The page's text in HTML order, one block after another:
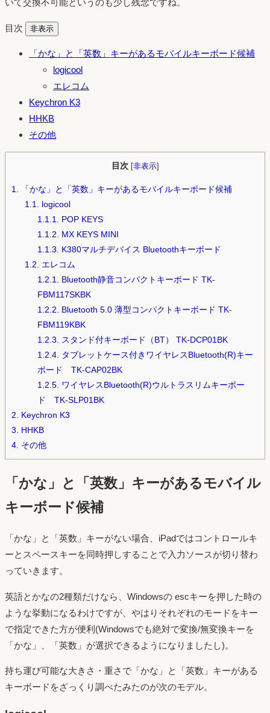
いて交換不可能というのも少し残念ですね。
目次 非表示
「かな」と「英数」キーがあるモバイルキーボード候補
logicool
エレコム
Keychron K3
HHKB
その他
目次 [非表示]
1.
「かな」と「英数」キーがあるモバイルキーボード候補
1.1.
logicool
1.1.1.
POP KEYS
1.1.2.
MX KEYS MINI
1.1.3.
K380マルチデバイス Bluetoothキーボード
1.2.
エレコム
1.2.1.
Bluetooth静音コンパクトキーボード TK-
FBM117SKBK
1.2.2.
Bluetooth 5.0 薄型コンパクトキーボード TK-
FBM119KBK
1.2.3.
スタンド付キーボード（BT） TK-DCP01BK
1.2.4.
タブレットケース付きワイヤレスBluetooth(R)キー
ボード TK-CAP02BK
1.2.5. ワイヤレスBluetooth(R)ウルトラスリムキーボー
ド TK-SLP01BK
2.
Keychron K3
3.
HHKB
4. その他
「かな」と「英数」キーがあるモバイル
キーボード候補
「かな」と「英数」キーがない場合、iPadではコントロールキ
ーとスペースキーを同時押しすることで入力ソースが切り替わ
っていきます。
英語とかなの2種類だけなら、Windowsの escキーを押した時の
ような挙動になるわけですが、やはりそれぞれのモードをキー
で指定できた方が便利(Windowsでも絶対で変換/無変換キーを
「かな」、「英数」が選択できるようになりましたし)。
持ち運び可能な大きさ・重さで「かな」と「英数」キーがある
キーボードをざっくり調べたみたのが次のモデル。